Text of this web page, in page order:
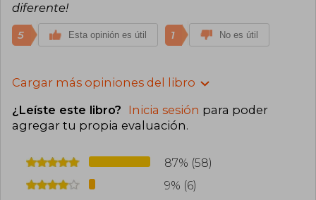
diferente!
5 Esta opinión es útil 1 No es útil
Cargar más opiniones del libro
¿Leíste este libro? Inicia sesión para poder
agregar tu propia evaluación.
87% (58)
9% (6)